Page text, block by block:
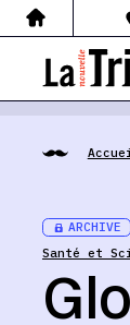
ARCHIVE
Santé et